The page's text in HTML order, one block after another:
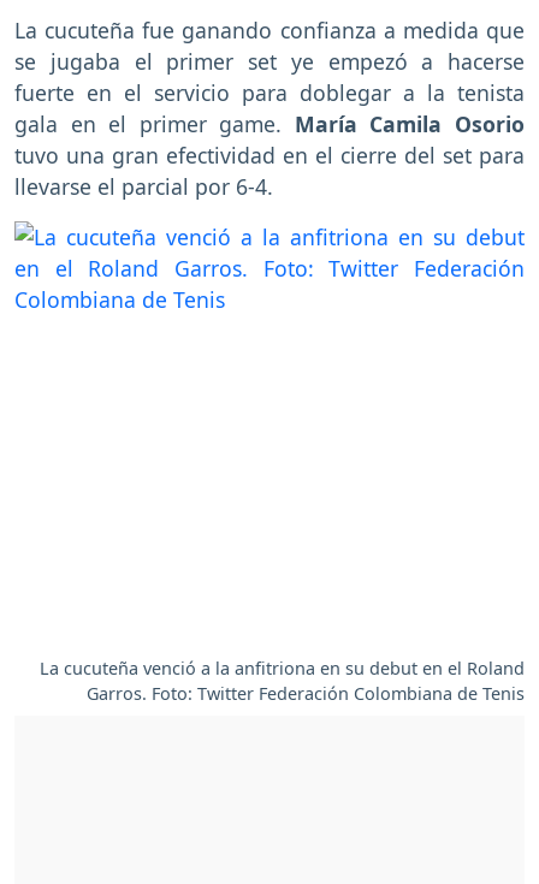
La cucuteña fue ganando confianza a medida que
se jugaba el primer set ye empezó a hacerse
fuerte en el servicio para doblegar a la tenista
gala en el primer game. María Camila Osorio
tuvo una gran efectividad en el cierre del set para
llevarse el parcial por 6-4.
La cucuteña venció a la anfitriona en su debut en el Roland
Garros. Foto: Twitter Federación Colombiana de Tenis